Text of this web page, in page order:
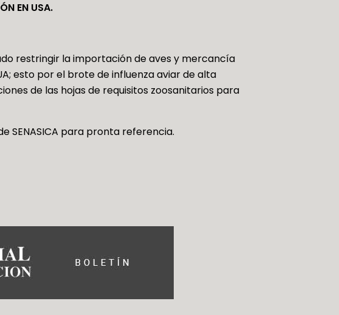
EN USA.
restringir la importación de aves y mercancía
esto por el brote de influenza aviar de alta
de las hojas de requisitos zoosanitarios para
SENASICA para pronta referencia.